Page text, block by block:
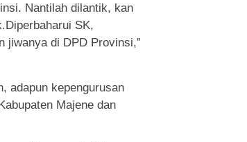
Nantilah dilantik, kan
SK,
jiwanya di DPD Provinsi,”
adapun kepengurusan
Majene dan